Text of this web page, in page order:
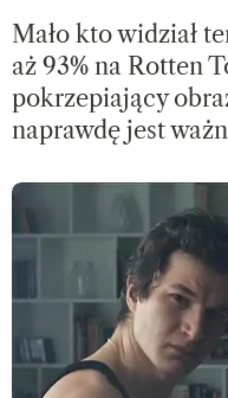
Mało kto widział
aż 93% na Rotten
pokrzepiający
naprawdę jest